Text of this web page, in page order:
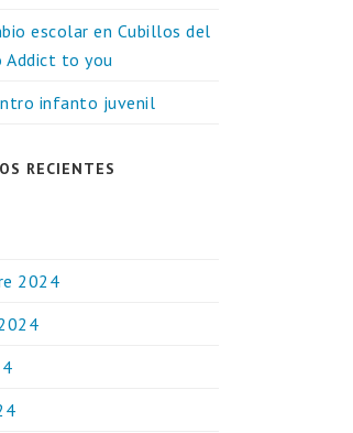
escolar en Cubillos del
Addict to you
infanto juvenil
RECIENTES
2024